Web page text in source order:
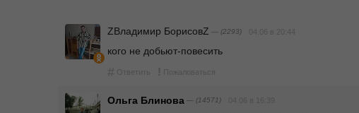
ZВладимир БорисовZ — (2293) 04.06 в 20:44
кого не добьют-повесить
# Ответить ! Пожаловаться
Ольга Блинова — (14571) 04.06 в 16:39